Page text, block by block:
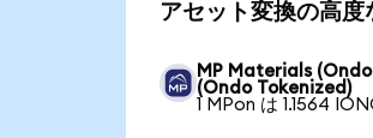
アセット変換の高度
MP Materials
(Ondo Tokenized)
1 MPon は 1.1564